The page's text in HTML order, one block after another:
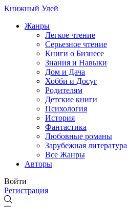
Книжный Улей
Жанры
Легкое чтение
Серьезное чтение
Книги о Бизнесе
Знания и Навыки
Дом и Дача
Хобби и Досуг
Родителям
Детские книги
Психология
История
Фантастика
Любовные романы
Зарубежная литература
Все Жанры
Авторы
Войти
Регистрация